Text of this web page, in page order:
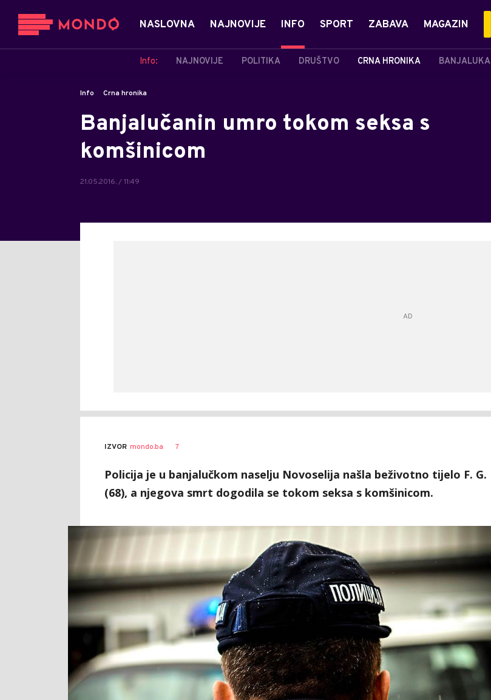
NASLOVNA NAJNOVIJE INFO
Info: NAJNOVIJE POLITIKA DRUŠTVO CRNA HRONIKA BANJALUKA
SPORT ZABAVA MAGAZIN
Info Crna hronika
Banjalučanin umro tokom seksa s
komšinicom
21.05.2016. / 11:49
IZVOR mondo.ba 7
Policija je u banjalučkom naselju Novoselija našla beživotno tijelo F. G.
(68), a njegova smrt dogodila se tokom seksa s komšinicom.